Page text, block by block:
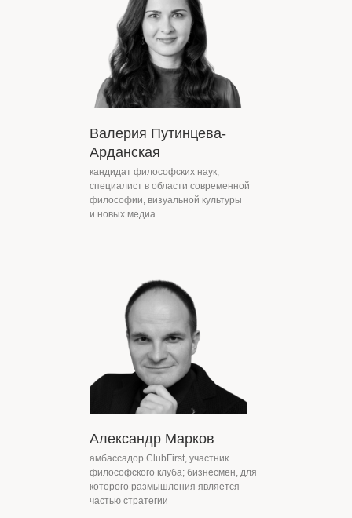
Валерия Путинцева-
Арданская
кандидат философских наук,
специалист в области современной
философии, визуальной культуры
и новых медиа
Александр Марков
амбассадор ClubFirst, участник
философского клуба; бизнесмен, для
которого размышления является
частью стратегии